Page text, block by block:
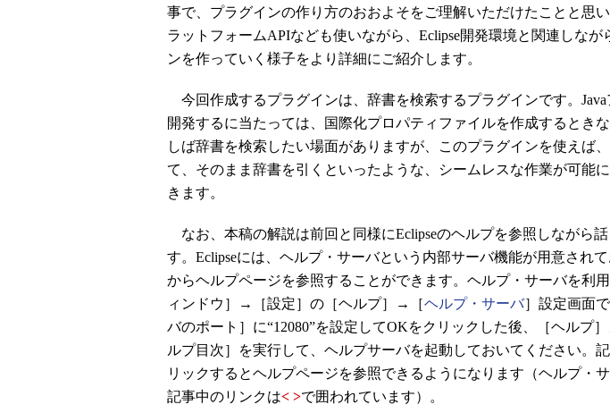
事で、プラグインの作り方のおおよそをご理解いただけたことと思
ラットフォームAPIなども使いながら、Eclipse開発環境と関連しなが
ンを作っていく様子をより詳細にご紹介します。
今回作成するプラグインは、辞書を検索するプラグインです。
開発するに当たっては、国際化プロパティファイルを作成するとき
しば辞書を検索したい場面がありますが、このプラグインを使えば
て、そのまま辞書を引くといったような、シームレスな作業が可能
きます。
なお、本稿の解説は前回と同様にEclipseのヘルプを参照しながら話
す。Eclipseには、ヘルプ・サーバという内部サーバ機能が用意され
からヘルプページを参照することができます。ヘルプ・サーバを利
ィンドウ］→［設定］の［ヘルプ］→［ヘルプ・サーバ］設定画面
バのポート］に“12080”を設定してOKをクリックした後、［ヘルプ
ルプ目次］を実行して、ヘルプサーバを起動しておいてください。
リックするとヘルプページを参照できるようになります（ヘルプ・
記事中のリンクは< >で囲われています）。